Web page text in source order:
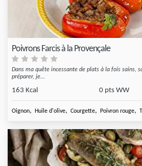
Poivrons Farcis à la Provençale
Dans ma quête incessante de plats à la fois sains,
préparer, je...
163 Kcal 0 pts WW
Oignon, Huile d'olive, Courgette, Poivron rouge,